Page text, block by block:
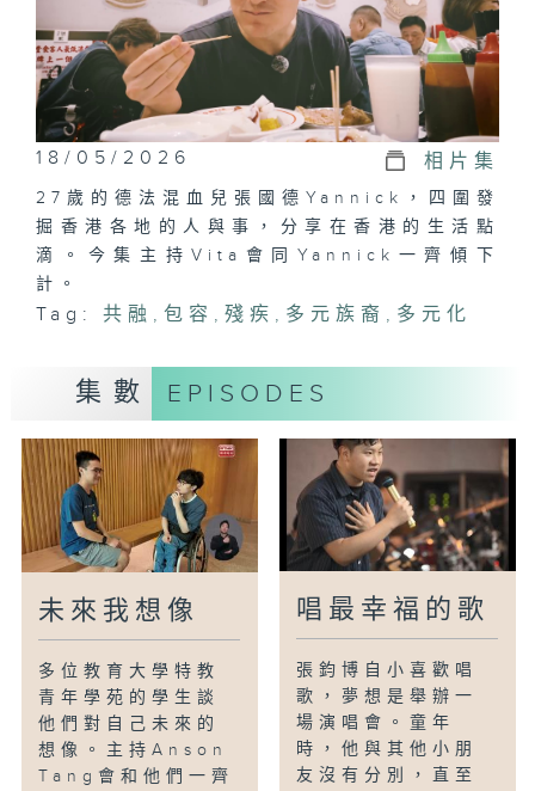
18/05/2026 相片集
27歲的德法混血兒張國德Yannick，四圍發
掘香港各地的人與事，分享在香港的生活點
滴。今集主持Vita會同Yannick一齊傾下
計。
Tag: 共融 ,包容 ,殘疾 , 多元族裔 , 多元化
集數 EPISODES
未來我想像
多位教育大學特教
青年學苑的學生談
他們對自己未來的
想像。主持Anson
Tang會和他們一齊
唱最幸福的歌
張鈞博自小喜歡唱
歌，夢想是舉辦一
場演唱會。童年
時，他與其他小朋
友沒有分別，直至